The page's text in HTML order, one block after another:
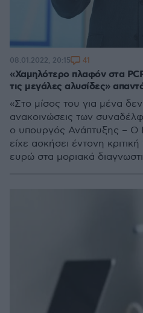
«Χαμηλότερο πλαφόν στα
τις μεγάλες αλυσίδες»
«Στο μίσος του για μένα δεν
ανακοινώσεις των
ο υπουργός Ανάπτυξης – Ο
είχε ασκήσει έντονη
ευρώ στα μοριακά
08.01.2022, 20:15 41